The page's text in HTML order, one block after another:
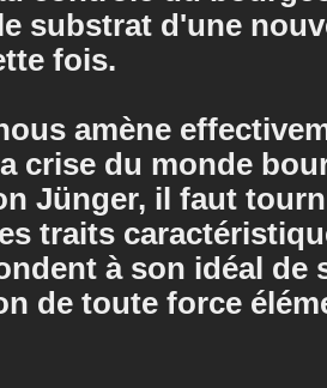
substrat d'une
fois.
amène
crise du monde
Jünger, il faut
traits
à son idéal de
de toute force